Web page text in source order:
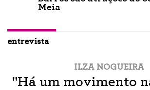
Meia
entrevista
ILZA NOGUEIRA
"Há um movimento